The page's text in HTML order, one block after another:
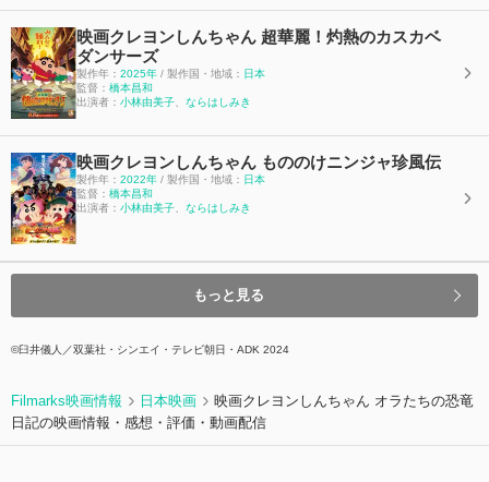
映画クレヨンしんちゃん 超華麗！灼熱のカスカベ
ダンサーズ
製作年： 2025年 / 製作国・地域： 日本
監督： 橋本昌和
出演者： 小林由美子 ならはしみき
映画クレヨンしんちゃん もののけニンジャ珍風伝
製作年： 2022年 / 製作国・地域： 日本
監督： 橋本昌和
出演者： 小林由美子 ならはしみき
もっと見る
©臼井儀人／双葉社・シンエイ・テレビ朝日・ADK 2024
Filmarks映画情報 日本映画
映画クレヨンしんちゃん オラたちの恐竜
日記の映画情報・感想・評価・動画配信